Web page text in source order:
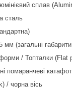
сплав
сталь
мм (загальні
/ Топталки (Flat
помаранчеві
/ чорна вісь